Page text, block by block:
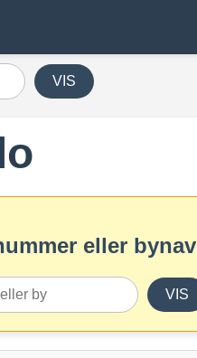
VIS
eller
VIS